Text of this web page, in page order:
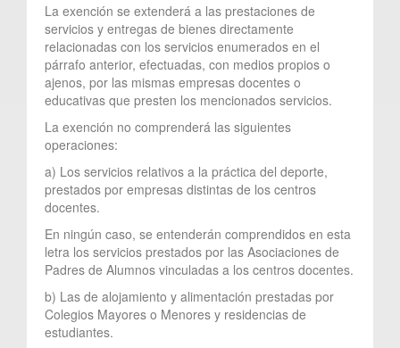
La exención se extenderá a las prestaciones de
servicios y entregas de bienes directamente
relacionadas con los servicios enumerados en el
párrafo anterior, efectuadas, con medios propios o
ajenos, por las mismas empresas docentes o
educativas que presten los mencionados servicios.
La exención no comprenderá las siguientes
operaciones:
a) Los servicios relativos a la práctica del deporte,
prestados por empresas distintas de los centros
docentes.
En ningún caso, se entenderán comprendidos en esta
letra los servicios prestados por las Asociaciones de
Padres de Alumnos vinculadas a los centros docentes.
b) Las de alojamiento y alimentación prestadas por
Colegios Mayores o Menores y residencias de
estudiantes.